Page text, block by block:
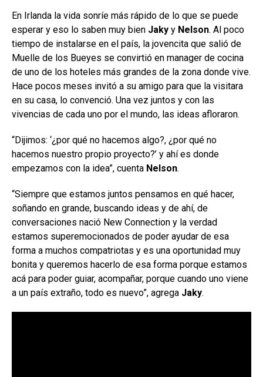
En Irlanda la vida sonríe más rápido de lo que se puede
esperar y eso lo saben muy bien Jaky y Nelson. Al poco
tiempo de instalarse en el país, la jovencita que salió de
Muelle de los Bueyes se convirtió en manager de cocina
de uno de los hoteles más grandes de la zona donde vive.
Hace pocos meses invitó a su amigo para que la visitara
en su casa, lo convenció. Una vez juntos y con las
vivencias de cada uno por el mundo, las ideas afloraron.
“Dijimos: ‘¿por qué no hacemos algo?, ¿por qué no
hacemos nuestro propio proyecto?’ y ahí es donde
empezamos con la idea”, cuenta Nelson.
“Siempre que estamos juntos pensamos en qué hacer,
soñando en grande, buscando ideas y de ahí, de
conversaciones nació New Connection y la verdad
estamos superemocionados de poder ayudar de esa
forma a muchos compatriotas y es una oportunidad muy
bonita y queremos hacerlo de esa forma porque estamos
acá para poder guiar, acompañar, porque cuando uno viene
a un país extraño, todo es nuevo”, agrega Jaky.